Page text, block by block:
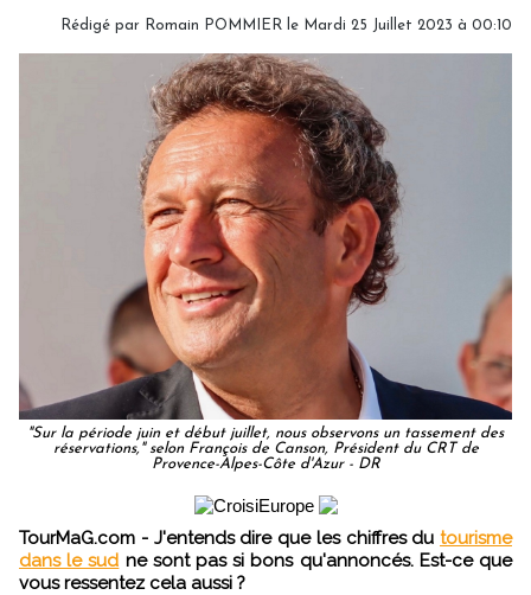
Rédigé par Romain POMMIER le Mardi 25 Juillet 2023 à 00:10
"Sur la période juin et début juillet, nous observons un tassement des
réservations," selon François de Canson, Président du CRT de
Provence-Alpes-Côte d'Azur - DR
TourMaG.com - J'entends dire que les chiffres du tourisme
dans le sud ne sont pas si bons qu'annoncés. Est-ce que
vous ressentez cela aussi ?